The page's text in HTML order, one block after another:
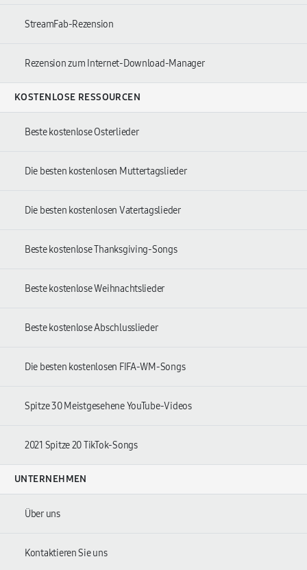
StreamFab-Rezension
Rezension zum Internet-Download-Manager
KOSTENLOSE RESSOURCEN
Beste kostenlose Osterlieder
Die besten kostenlosen Muttertagslieder
Die besten kostenlosen Vatertagslieder
Beste kostenlose Thanksgiving-Songs
Beste kostenlose Weihnachtslieder
Beste kostenlose Abschlusslieder
Die besten kostenlosen FIFA-WM-Songs
Spitze 30 Meistgesehene YouTube-Videos
2021 Spitze 20 TikTok-Songs
UNTERNEHMEN
Über uns
Kontaktieren Sie uns